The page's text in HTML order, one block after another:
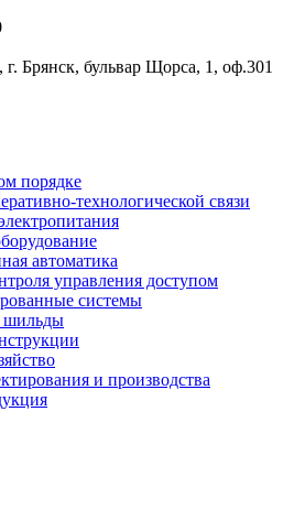
Брянск, бульвар Щорса, 1, оф.301
порядке
технологической связи
автоматика
управления доступом
системы
шильды
и производства